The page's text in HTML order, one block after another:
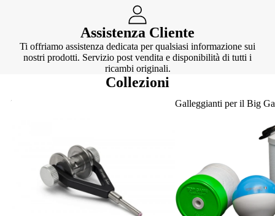
Assistenza Cliente
Ti offriamo assistenza dedicata per qualsiasi informazione sui
nostri prodotti. Servizio post vendita e disponibilità di tutti i
ricambi originali.
Collezioni
Knotter Galleggianti per il Big